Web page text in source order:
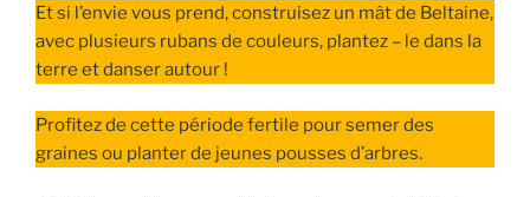
Et si l’envie vous prend, construisez un mât de Beltaine,
avec plusieurs rubans de couleurs, plantez – le dans la
terre et danser autour !
Profitez de cette période fertile pour semer des
graines ou planter de jeunes pousses d’arbres.